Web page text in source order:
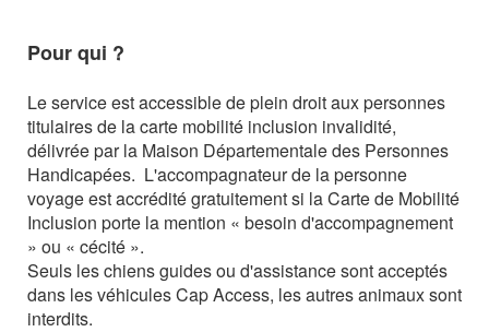
Pour qui ?
Le service est accessible de plein droit aux personnes
titulaires de la carte mobilité inclusion invalidité,
délivrée par la Maison Départementale des Personnes
Handicapées. L'accompagnateur de la personne
voyage est accrédité gratuitement si la Carte de Mobilité
Inclusion porte la mention « besoin d'accompagnement
» ou « cécité ».
Seuls les chiens guides ou d'assistance sont acceptés
dans les véhicules Cap Access, les autres animaux sont
interdits.